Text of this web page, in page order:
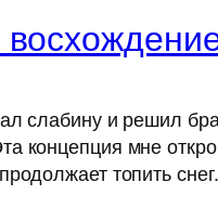
слабину и решил
концепция мне
топить